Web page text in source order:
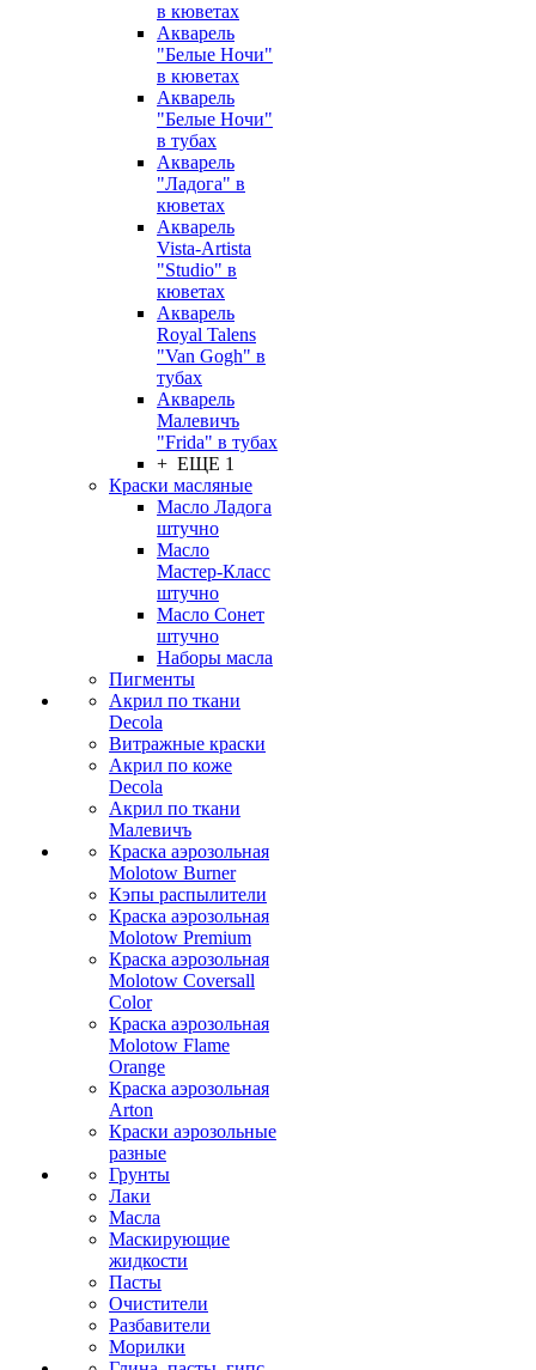
в кюветах
Акварель
"Белые Ночи"
в кюветах
Акварель
"Белые Ночи"
в тубах
Акварель
"Ладога" в
кюветах
Акварель
Vista-Artista
"Studio" в
кюветах
Акварель
Royal Talens
"Van Gogh" в
тубах
Акварель
Малевичъ
"Frida" в тубах
+ ЕЩЕ 1
Краски масляные
Масло Ладога
штучно
Масло
Мастер-Класс
штучно
Масло Сонет
штучно
Наборы масла
Пигменты
Акрил по ткани
Decola
Витражные краски
Акрил по коже
Decola
Акрил по ткани
Малевичъ
Краска аэрозольная
Molotow Burner
Кэпы распылители
Краска аэрозольная
Molotow Premium
Краска аэрозольная
Molotow Coversall
Color
Краска аэрозольная
Molotow Flame
Orange
Краска аэрозольная
Arton
Краски аэрозольные
разные
Грунты
Лаки
Масла
Маскирующие
жидкости
Пасты
Очистители
Разбавители
Морилки